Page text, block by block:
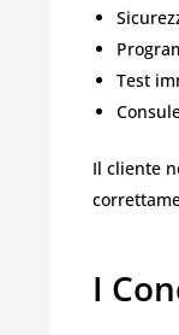
Test
Il cliente
I